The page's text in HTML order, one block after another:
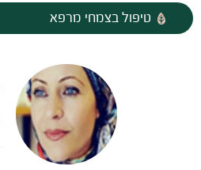
טיפול בצמחי מרפא